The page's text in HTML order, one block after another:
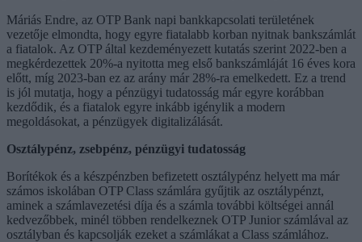
Máriás Endre, az OTP Bank napi bankkapcsolati területének
vezetője elmondta, hogy egyre fiatalabb korban nyitnak bankszámlát
a fiatalok. Az OTP által kezdeményezett kutatás szerint 2022-ben a
megkérdezettek 20%-a nyitotta meg első bankszámláját 16 éves kora
előtt, míg 2023-ban ez az arány már 28%-ra emelkedett. Ez a trend
is jól mutatja, hogy a pénzügyi tudatosság már egyre korábban
kezdődik, és a fiatalok egyre inkább igénylik a modern
megoldásokat, a pénzügyek digitalizálását.
Osztálypénz, zsebpénz, pénzügyi tudatosság
Borítékok és a készpénzben befizetett osztálypénz helyett ma már
számos iskolában OTP Class számlára gyűjtik az osztálypénzt,
aminek a számlavezetési díja és a számla további költségei annál
kedvezőbbek, minél többen rendelkeznek OTP Junior számlával az
osztályban és kapcsolják ezeket a számlákat a Class számlához.